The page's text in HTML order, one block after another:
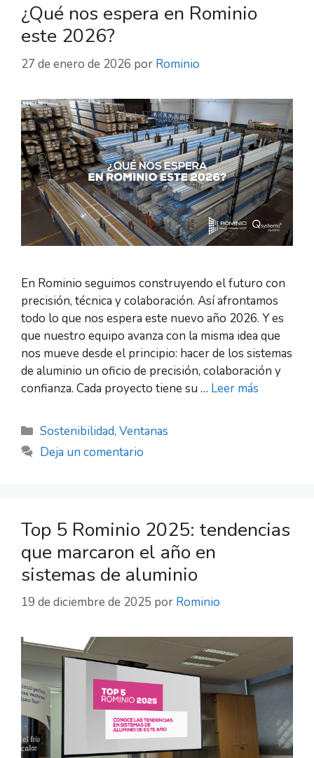
¿Qué nos espera en Rominio
este 2026?
27 de enero de 2026 por Rominio
En Rominio seguimos construyendo el futuro con
precisión, técnica y colaboración. Así afrontamos
todo lo que nos espera este nuevo año 2026. Y es
que nuestro equipo avanza con la misma idea que
nos mueve desde el principio: hacer de los sistemas
de aluminio un oficio de precisión, colaboración y
confianza. Cada proyecto tiene su … Leer más
Sostenibilidad,Ventanas
Deja un comentario
Top 5 Rominio 2025: tendencias
que marcaron el año en
sistemas de aluminio
19 de diciembre de 2025 por Rominio